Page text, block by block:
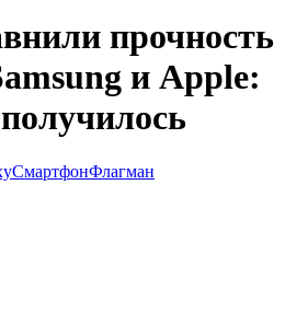
прочность
и Apple:
СмартфонФлагман